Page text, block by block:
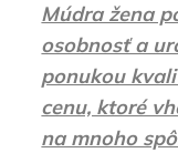
Múdra žena
osobnosť a
ponukou
cenu, ktoré
na mnoho